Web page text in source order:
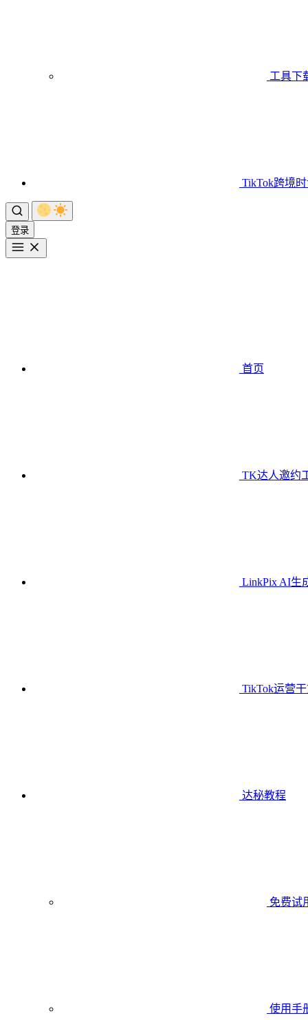
工具下
TikTok跨境
登录
首页
TK达人邀约
LinkPix AI生
TikTok运营
达秘教程
免费试
使用手